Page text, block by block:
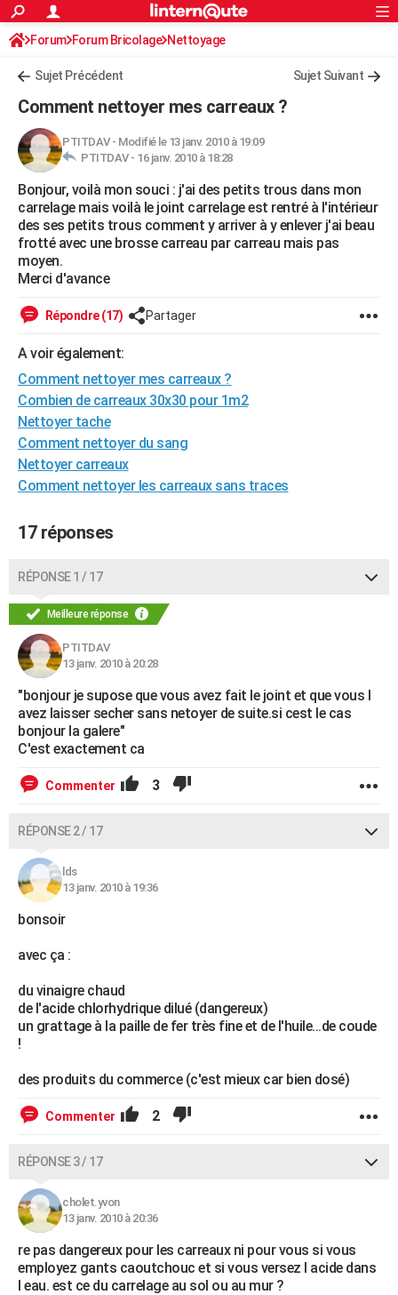
ACTUALITÉS
Politique
Société
Faits Divers
Education
Monde
Villes
+
FINANCE
Retraite
Impôts
Epargne
Immobilier
Risques naturels par ville
Banque
Assurance
Crédit
AUTO
Essais
Réserver un essai
Citadines
Berlines
SUV
Forum auto
+HIGH-TECH
Mobiles
Meilleur smartphone
Internet
Ordinateurs
Jeux vidéo
Guide high-tech
+BRICOLAGE
Forum
Aménagement intérieur
Extérieur
Cuisine
Salle de bains
Jardinage
Rangement
WEEK-END
Guides de France
Escapades
Patrimoine
Expositions
Musées
Week-end nature
LIFESTYLE
SANTE
Alimentation
Guide de la santé
Maladies
Médicaments
Sommeil
VOYAGE
Destinations
City break
Voyage nature
Voyage de noces
Forum
Climat
+PHOTO
GUIDES D'ACHAT
BONS PLANS
CARTE DE VOEUX
COPAINS D'AVANT
S'inscrire
Se connecter
Lycées
Collèges
Primaires
Universités
Entreprises
Service militaire
Avis de recherche
AVIS DE DÉCÈS
FORUM
Bricolage
Lifestyle
Culture
Sport
Auto
Television
Voyage
Cinema
S'inscrire
Connexion
Forum Forum Bricolage Nettoyage
Sujet Précédent Sujet Suivant
Comment nettoyer mes carreaux ?
PTITDAV- Modifié le 13 janv. 2010 à 19:09
PTITDAV - 16 janv. 2010 à 18:28
Bonjour, voilà mon souci : j'ai des petits trous dans mon
carrelage mais voilà le joint carrelage est rentré à l'intérieur
des ses petits trous comment y arriver à y enlever j'ai beau
frotté avec une brosse carreau par carreau mais pas
moyen.
Merci d'avance
Répondre (17) Partager
A voir également:
Comment nettoyer mes carreaux ?
Combien de carreaux 30x30 pour 1m2
Nettoyer tache
Comment nettoyer du sang
Nettoyer carreaux
Comment nettoyer les carreaux sans traces
17 réponses
RÉPONSE 1 / 17
Meilleure réponse
PTITDAV
13 janv. 2010 à 20:28
"bonjour je supose que vous avez fait le joint et que vous l
avez laisser secher sans netoyer de suite.si cest le cas
bonjour la galere"
C'est exactement ca
Commenter 3
RÉPONSE 2 / 17
lds
13 janv. 2010 à 19:36
bonsoir
avec ça :
du vinaigre chaud
de l'acide chlorhydrique dilué (dangereux)
un grattage à la paille de fer très fine et de l'huile...de coude
!
des produits du commerce (c'est mieux car bien dosé)
Commenter 2
RÉPONSE 3 / 17
cholet.yvon
13 janv. 2010 à 20:36
re pas dangereux pour les carreaux ni pour vous si vous
employez gants caoutchouc et si vous versez l acide dans
l eau. est ce du carrelage au sol ou au mur ?